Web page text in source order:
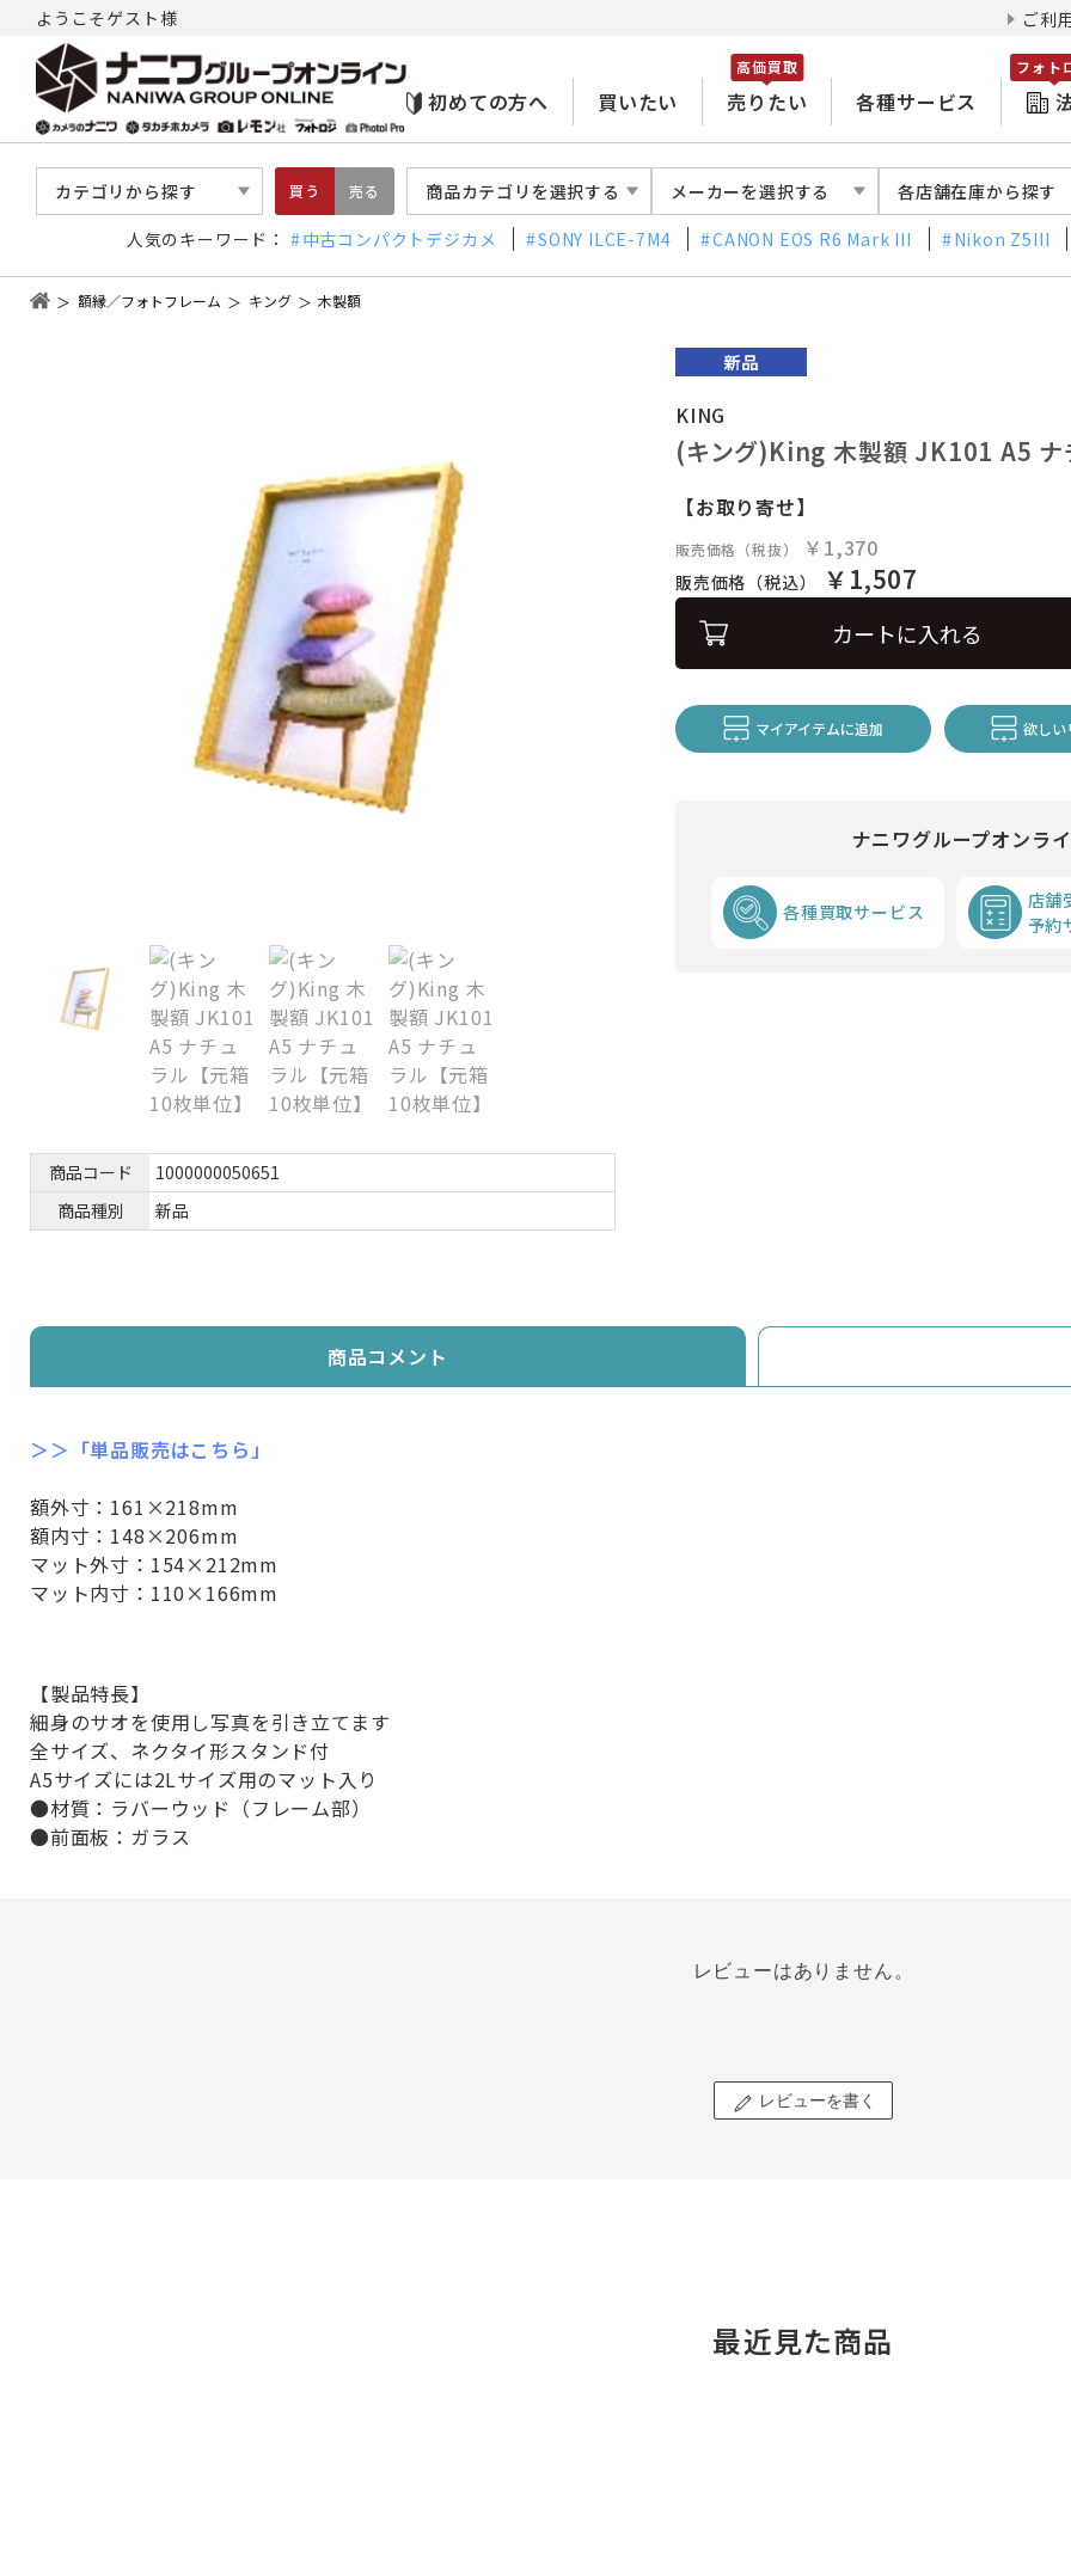
ようこそゲスト様 ご利
初めての方へ 買いたい 売りたい
高価買取
各種サービス
フォト
カテゴリから探す 買う 売る 商品カテゴリを選択する メーカーを選択する 各店舗在庫から探す
人気のキーワード： 中古コンパクトデジカメ SONY ILCE-7M4 CANON EOS R6 Mark III Nikon Z5III
額縁／フォトフレーム キング 木製額
商品コード
1000000050651
商品種別
新品
KING
(キング)King 木製額 JK101 A5
【お取り寄せ】
販売価格（税抜） ￥1,370
販売価格（税込） ￥1,507
カートに入れる
マイアイテムに追加 欲しい
ナニワグループオンラ
各種買取サービス
店舗
予約
商品コメント
＞＞「単品販売はこちら」
額外寸：161×218mm
額内寸：148×206mm
マット外寸：154×212mm
マット内寸：110×166mm
【製品特長】
細身のサオを使用し写真を引き立てます
全サイズ、ネクタイ形スタンド付
A5サイズには2Lサイズ用のマット入り
●材質：ラバーウッド（フレーム部）
●前面板：ガラス
レビューはありません。
レビューを書く
最近見た商品